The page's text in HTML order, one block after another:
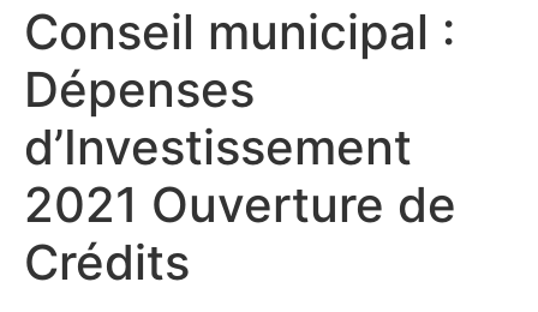
Conseil municipal :
Dépenses
d’Investissement
2021 Ouverture de
Crédits